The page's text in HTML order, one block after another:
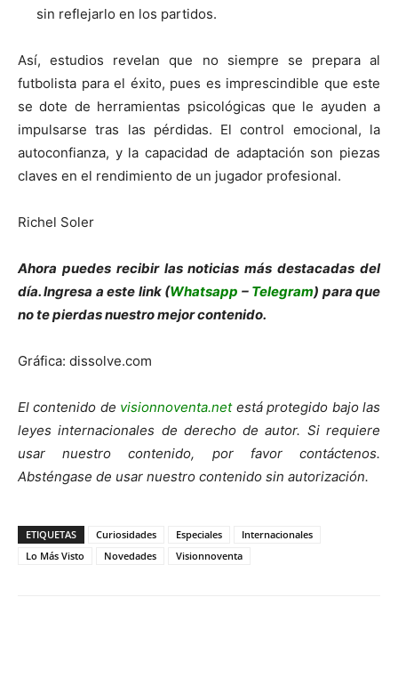
sin reflejarlo en los partidos.
Así, estudios revelan que no siempre se prepara al
futbolista para el éxito, pues es imprescindible que este
se dote de herramientas psicológicas que le ayuden a
impulsarse tras las pérdidas. El control emocional, la
autoconfianza, y la capacidad de adaptación son piezas
claves en el rendimiento de un jugador profesional.
Richel Soler
Ahora puedes recibir las noticias más destacadas del
día. Ingresa a este link (Whatsapp – Telegram) para que
no te pierdas nuestro mejor contenido.
Gráfica: dissolve.com
El contenido de visionnoventa.netestá protegido bajo las
leyes internacionales de derecho de autor. Si requiere
usar nuestro contenido, por favor contáctenos.
Absténgase de usar nuestro contenido sin autorización.
ETIQUETAS Curiosidades Especiales
Internacionales
Lo Más Visto
Novedades Visionnoventa